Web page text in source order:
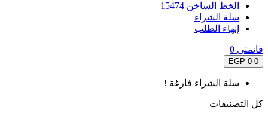
الخط الساخن 15474
سلة الشراء
إنهاء الطلب
قائمتى 0
0
0 EGP
سلة الشراء فارغة !
كل التصنيفات